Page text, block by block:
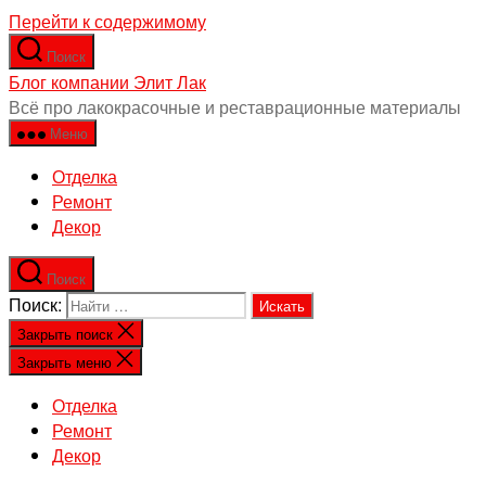
Перейти к содержимому
Поиск
Блог компании Элит Лак
Всё про лакокрасочные и реставрационные материалы
Меню
Отделка
Ремонт
Декор
Поиск
Поиск:
Закрыть поиск
Закрыть меню
Отделка
Ремонт
Декор